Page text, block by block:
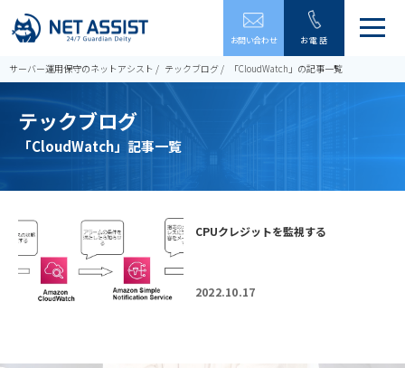
お問い合わせ お電話
メ
ー
サーバー運用保守のネットアシスト テックブログ 「CloudWatch」の記事一覧
テックブログ
「CloudWatch」記事一覧
CPUクレジットを監視する
2022.10.17